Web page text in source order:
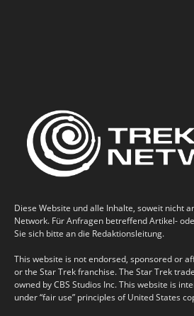
Diese Website und alle Inhalte, soweit nicht
Network. Für Anfragen betreffend Artikel-
Sie sich bitte an die Redaktionsleitung.
This website is not endorsed, sponsored or
or the Star Trek franchise. The Star Trek
owned by CBS Studios Inc. This website is
under “fair use” principles of United States